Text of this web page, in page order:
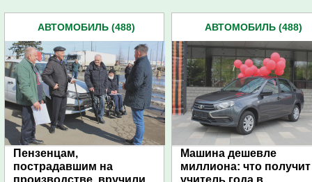
АВТОМОБИЛЬ (488)
Пензенцам,
пострадавшим на
производстве, вручили
АВТОМОБИЛЬ (488)
Машина дешевле
миллиона: что получит
учитель года в